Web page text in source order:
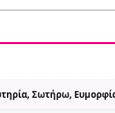
Σωτήρω,